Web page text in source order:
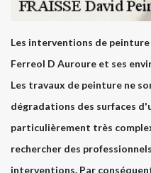
Les interventions de
Ferreol D Auroure et ses
Les travaux de peinture ne
dégradations des surfaces
particulièrement très
rechercher des
interventions. Par